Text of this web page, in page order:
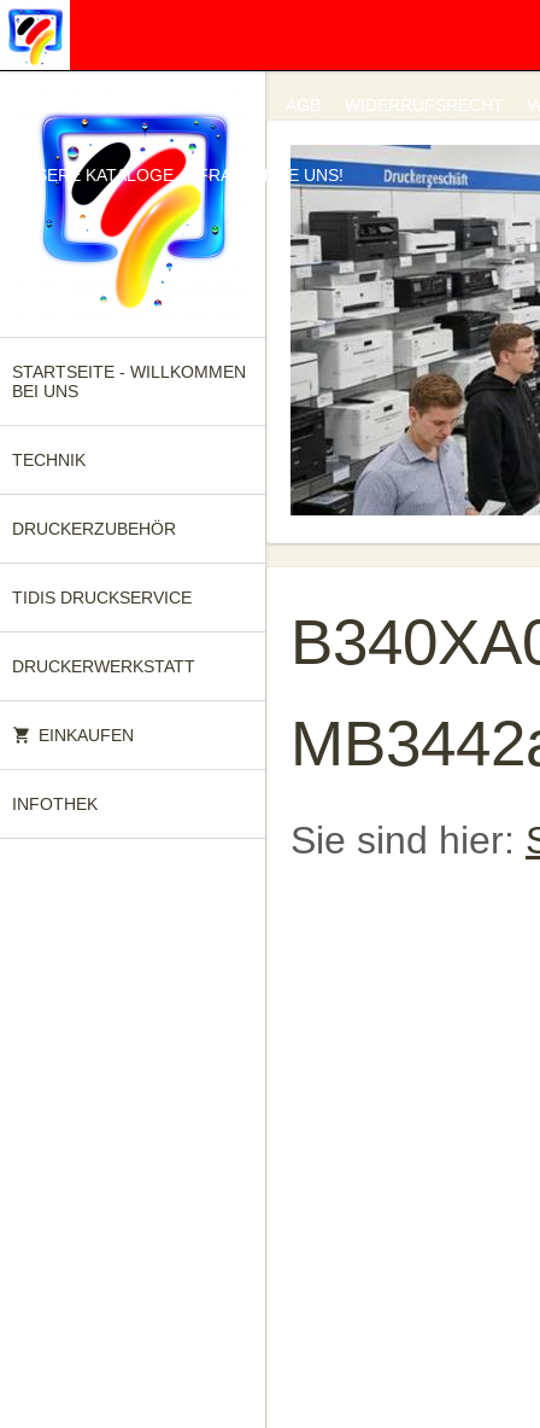
AGB WIDERRUFSRECHT
UNSERE KATALOGE FRAGEN SIE UNS!
STARTSEITE - WILLKOMMEN
BEI UNS
TECHNIK
DRUCKERZUBEHÖR
TIDIS DRUCKSERVICE
DRUCKERWERKSTATT
EINKAUFEN
INFOTHEK
Sie sind hier: